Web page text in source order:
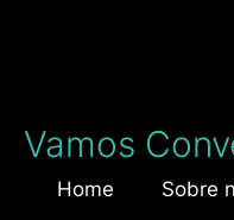
Vamos
Home Sobre